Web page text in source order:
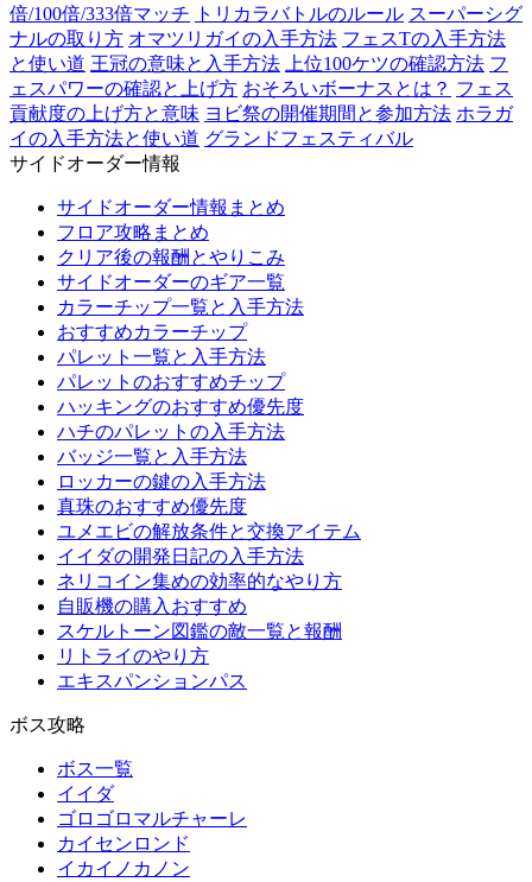
倍/100倍/333倍マッチ
トリカラバトルのルール スーパーシグ
ナルの取り方 オマツリガイの入手方法 フェスTの入手方法
と使い道 王冠の意味と入手方法 上位100ケツの確認方法 フ
ェスパワーの確認と上げ方 おそろいボーナスとは？ フェス
貢献度の上げ方と意味 ヨビ祭の開催期間と参加方法 ホラガ
イの入手方法と使い道 グランドフェスティバル
サイドオーダー情報
サイドオーダー情報まとめ
フロア攻略まとめ
クリア後の報酬とやりこみ
サイドオーダーのギア一覧
カラーチップ一覧と入手方法
おすすめカラーチップ
パレット一覧と入手方法
パレットのおすすめチップ
ハッキングのおすすめ優先度
ハチのパレットの入手方法
バッジ一覧と入手方法
ロッカーの鍵の入手方法
真珠のおすすめ優先度
ユメエビの解放条件と交換アイテム
イイダの開発日記の入手方法
ネリコイン集めの効率的なやり方
自販機の購入おすすめ
スケルトーン図鑑の敵一覧と報酬
リトライのやり方
エキスパンションパス
ボス攻略
ボス一覧
イイダ
ゴロゴロマルチャーレ
カイセンロンド
イカイノカノン